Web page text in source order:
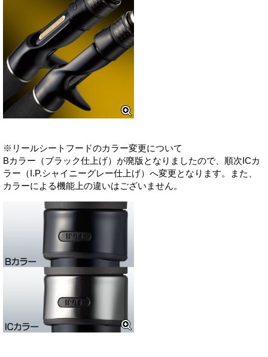
※リールシートフードのカラー変更について
Bカラー（ブラック仕上げ）が廃版となりましたので、順次ICカ
ラー（I.P.シャイニーグレー仕上げ）へ変更となります。また、
カラーによる機能上の違いはございません。